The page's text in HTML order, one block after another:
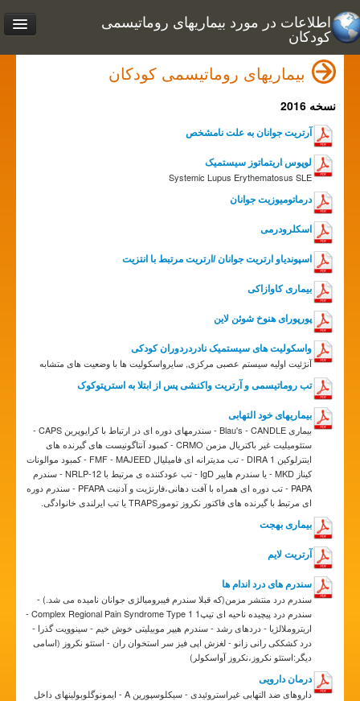
اطلاعات در مورد بیماریهای روماتیسمی
کودکان
بیماریهای روماتیسمی کودکان
نسخه 2016
آرتریت جوانان به علت نامشخص
لوپوس اریتماتوز سیستمیک
Systemic Lupus Erythematosus SLE
درماتومیوزیت جوانان
اسكلرودرمی
اسپوندیاو ارتریت جوانان /ارتریت مرتبط با انتزیت
بیماری کاوازاکی
پورپورای هنوخ شوئن لاین
واسکولیت های سیستمیک نادردردوران کودکی
آنژئیت اولیه سیستم عصبی مرکزی, سایرواسکولیت ها با وضعیت های متشابه
تب روماتیسمی و آرتریت واکنشی پس از ابتلا به استرپتوکوک
بیماریهای خود التهابی
بیماری Blau's - CANDLE - سندرمهای دوره ای در ارتباط با کرایوپرین CAPS -
ستئومیلیت غیر باکتریال مزمن CRMO - کمبود آنتاگونیست های گیرنده های
اینترلوکین 1 DIRA - تب مدیترانه ای فامیلیال FMF - MAJEED - کمبود موالونات
کیناز MKD - یا سندرم هاپیر IgD - تب عودکننده ی مرتبط با NRLP-12 - سندرم
PAPA - تب دوره ای همراه با آفت دهانی،فارنژیت و آدنیت PFAPA - سندرم دوره
ای مرتبط با گیرنده های فاکتور نکروز تومورTRAPS یا تب ایرلندی خانوادگی.
بیماری بهجت
آرتریت لایم
سندرم های درد اندام ها
سندرم درد منتشر مزمن(که قبلا سندرم فیبرومیالژی جوانان نامیده می شد.) -
سندرم درد پیچیده ناحیه ای تیپ1 Complex Regional Pain Syndrome Type 1 -
اریتروملالژیا - دردهای رشد - سندرم هیپر موبیلیتی خوش خیم - سینوویت گذرا -
درد کشککی رانی زانو - لغزش اپی فیز سر استخوان ران - استئو نکروز (اسامی
دیگر:استئو نکروز،نکروز آواسکولر)
درمان دارویی
داروهای ضد التهابی غیراستروئیدی - سیکلوسپورین A - ایمونوگلوبولینهای داخل